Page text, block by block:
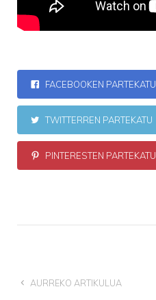
FACEBOOKEN PARTEKATU
TWITTERREN PARTEKATU
PINTERESTEN PARTEKATU
AURREKO ARTIKULUA